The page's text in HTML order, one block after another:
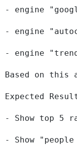
- engine
- engine
- engine
Based on
Expected
- Show top 5
- Show